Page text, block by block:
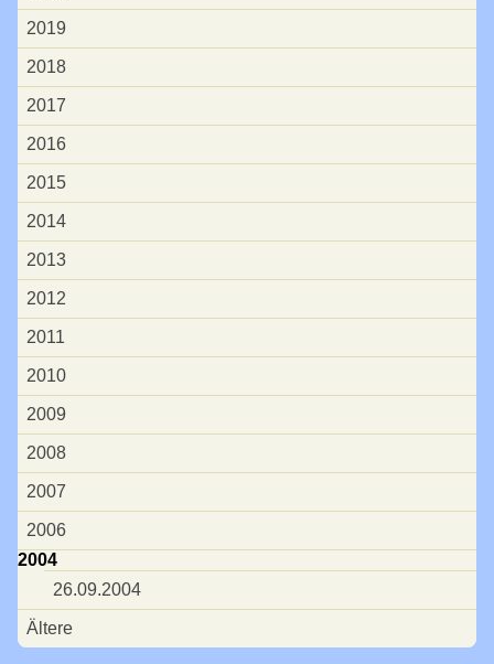
Besucherfahrtag
Seminare
Digital
Historisches
Vorstand / Satzung
Bücherei
Presse
WDR
Ehrenpreis
50 Jahre EAKJ
40 Jahre EAKJ
30 Jahre EAKJ
Große Fahrzeuge
Vorbild-Fotos
Tage der offenen Tür
02.05.2026
23.09.2023
2019
2018
2017
2016
2015
2014
2013
2012
2011
2010
2009
2008
2007
2006
2004
26.09.2004
Ältere